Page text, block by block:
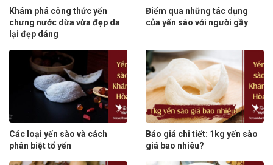
Khám phá công thức yến
chưng nước dừa vừa đẹp da
lại đẹp dáng
Điểm qua những tác dụng
của yến sào với người gầy
Các loại yến sào và cách
phân biệt tổ yến
Báo giá chi tiết: 1kg yến sào
giá bao nhiêu?